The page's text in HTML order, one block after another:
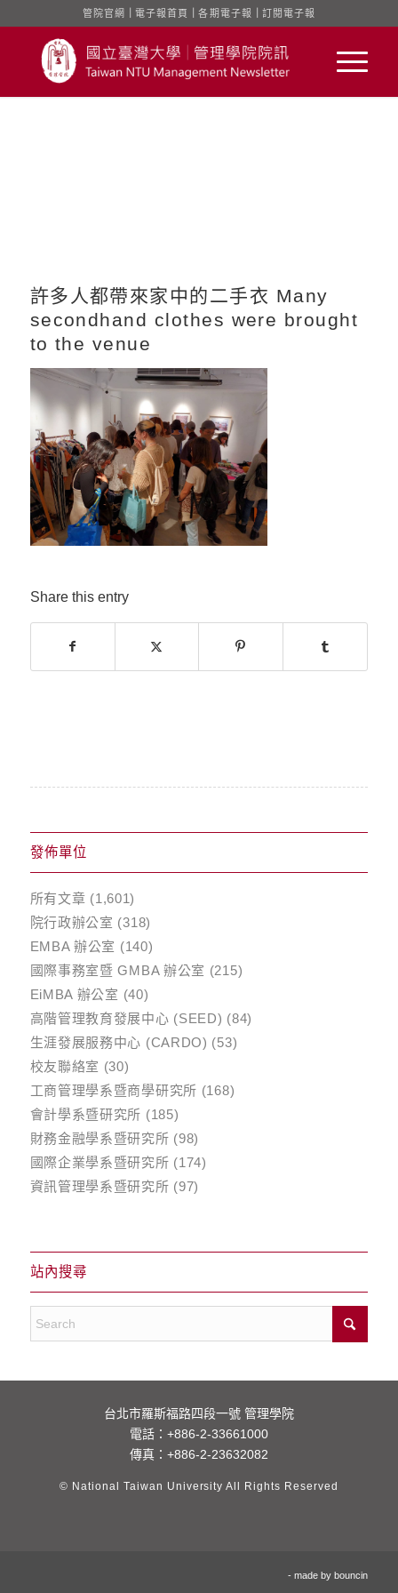
管院官網 電子報首頁 ｜各期電子報 訂閱電子報
許多人都帶來家中的二手衣 Many
secondhand clothes were brought
to the venue
Share this entry
發佈單位
所有文章 (1,601)
院行政辦公室 (318)
EMBA 辦公室 (140)
國際事務室暨 GMBA 辦公室 (215)
EiMBA 辦公室 (40)
高階管理教育發展中心 (SEED) (84)
生涯發展服務中心 (CARDO) (53)
校友聯絡室 (30)
工商管理學系暨商學研究所 (168)
會計學系暨研究所 (185)
財務金融學系暨研究所 (98)
國際企業學系暨研究所 (174)
資訊管理學系暨研究所 (97)
站內搜尋
台北市羅斯福路四段一號 管理學院
電話： +886-2-33661000
傳真：+886-2-23632082
© National Taiwan University All Rights Reserved
- made bybouncin